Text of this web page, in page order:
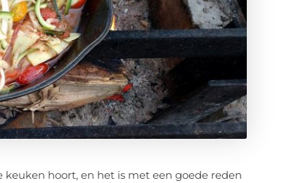
hoort, en het is met een goede reden